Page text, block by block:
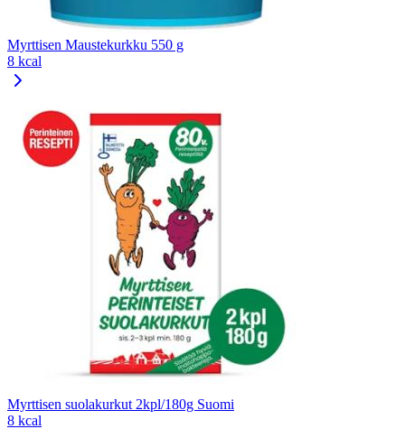
Myrttisen Maustekurkku 550 g
8 kcal
Myrttisen suolakurkut 2kpl/180g Suomi
8 kcal